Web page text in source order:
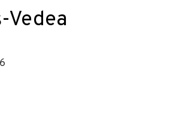
Vedea